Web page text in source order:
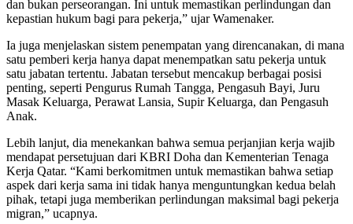
dan bukan perseorangan. Ini untuk memastikan perlindungan dan
kepastian hukum bagi para pekerja,” ujar Wamenaker.
Ia juga menjelaskan sistem penempatan yang direncanakan, di mana
satu pemberi kerja hanya dapat menempatkan satu pekerja untuk
satu jabatan tertentu. Jabatan tersebut mencakup berbagai posisi
penting, seperti Pengurus Rumah Tangga, Pengasuh Bayi, Juru
Masak Keluarga, Perawat Lansia, Supir Keluarga, dan Pengasuh
Anak.
Lebih lanjut, dia menekankan bahwa semua perjanjian kerja wajib
mendapat persetujuan dari KBRI Doha dan Kementerian Tenaga
Kerja Qatar. “Kami berkomitmen untuk memastikan bahwa setiap
aspek dari kerja sama ini tidak hanya menguntungkan kedua belah
pihak, tetapi juga memberikan perlindungan maksimal bagi pekerja
migran,” ucapnya.